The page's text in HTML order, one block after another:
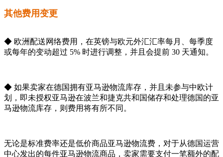
其他费用变更
◆ 欧洲配送网络费用，在英镑与欧元外汇汇率每月、每季度
或每年的变动超过 5% 时进行调整，并且会提前 30 天通知。
◆ 如果卖家在德国拥有亚马逊物流库存，并且未参与中欧计
划，即未授权亚马逊在波兰和捷克共和国储存和处理德国的亚
马逊物流库存，则费用将有所不同。
无论是标准费率还是低价商品亚马逊物流费，对于从德国运营
中心发出的每件亚马逊物流商品，卖家需要支付一笔额外的配